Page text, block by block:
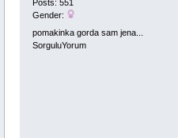
Posts: 551
Gender:
pomakinka gorda sam jena...
SorguluYorum